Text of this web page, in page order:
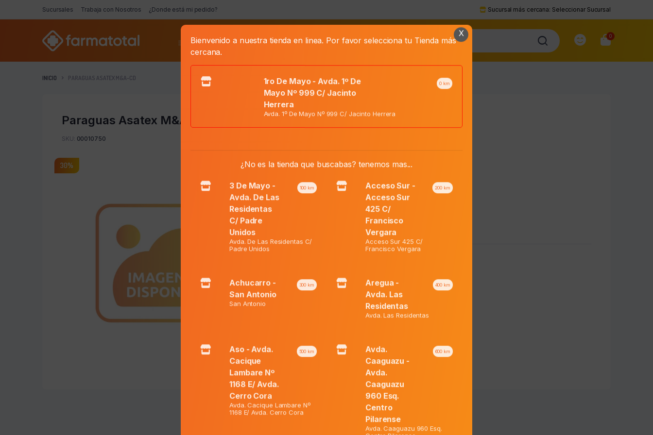
Sucursales Trabaja con Nosotros ¿Donde está mi pedido? Sucursal más cercana: Seleccionar Sucursal
Categorías
0
INICIO PARAGUAS ASATEX M&A-CD
Paraguas Asatex M&A-Cd
SKU: 00010750
30% Precio Normal:₲48.300El
original
era:
₲ 48.300.
33.800
precio
actual
es:
₲ 33.800.
Cd
X
Bienvenido a nuestra tienda en linea. Por favor selecciona tu Tienda más
cercana.
1ro De Mayo - Avda. 1º De
Mayo Nº 999 C/ Jacinto
Herrera
0 km
Avda. 1º De Mayo Nº 999 C/ Jacinto Herrera
¿No es la tienda que buscabas? tenemos mas...
3 De Mayo -
Avda. De Las
Residentas
C/ Padre
Unidos
100 km
Avda. De Las Residentas C/
Padre Unidos
Acceso Sur -
Acceso Sur
425 C/
Francisco
Vergara
200 km
Acceso Sur 425 C/
Francisco Vergara
Achucarro -
San Antonio
300 km
San Antonio
Aregua -
Avda. Las
Residentas
400 km
Avda. Las Residentas
Aso - Avda.
Cacique
Lambare Nº
1168 E/ Avda.
Cerro Cora
500 km
Avda. Cacique Lambare Nº
1168 E/ Avda. Cerro Cora
Avda.
Caaguazu -
Avda.
Caaguazu
960 Esq.
Centro
Pilarense
600 km
Avda. Caaguazu 960 Esq.